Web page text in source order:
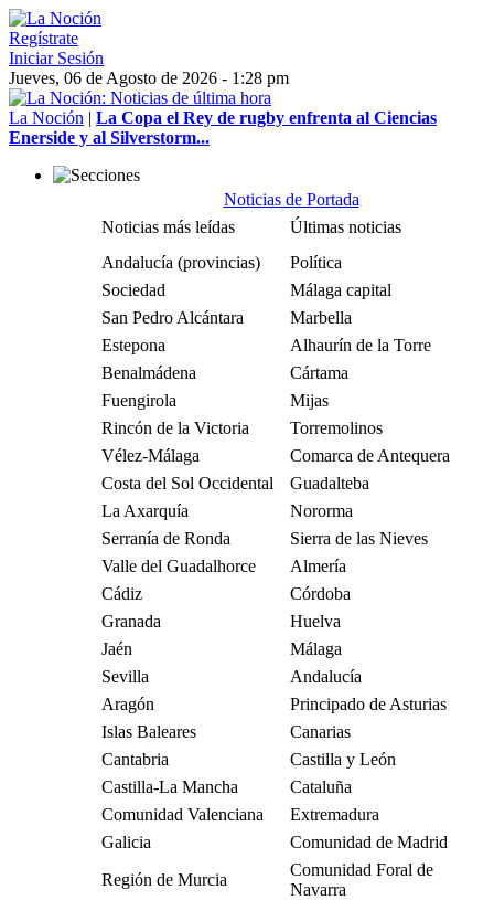
Regístrate
Iniciar Sesión
Jueves, 06 de Agosto de 2026 - 1:28 pm
La Noción | La Copa el Rey de rugby enfrenta al Ciencias
Enerside y al Silverstorm...
Noticias de Portada
Noticias más leídas
Últimas noticias
Andalucía (provincias)
Política
Sociedad
Málaga capital
San Pedro Alcántara
Marbella
Estepona
Alhaurín de la Torre
Benalmádena
Cártama
Fuengirola
Mijas
Rincón de la Victoria
Torremolinos
Vélez-Málaga
Comarca de Antequera
Costa del Sol Occidental
Guadalteba
La Axarquía
Nororma
Serranía de Ronda
Sierra de las Nieves
Valle del Guadalhorce
Almería
Cádiz
Córdoba
Granada
Huelva
Jaén
Málaga
Sevilla
Andalucía
Aragón
Principado de Asturias
Islas Baleares
Canarias
Cantabria
Castilla y León
Castilla-La Mancha
Cataluña
Comunidad Valenciana
Extremadura
Galicia
Comunidad de Madrid
Región de Murcia
Comunidad Foral de
Navarra